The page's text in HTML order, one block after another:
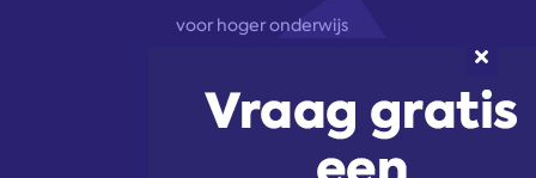
voor hoger onderwijs
marketingoplossingen
trainingen & workshops